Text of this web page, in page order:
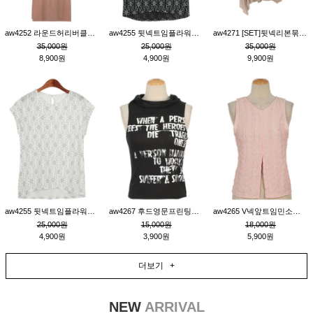
35,000원
8,900원
25,000원
4,900원
35,000원
9,900원
25,000원
4,900원
15,000원
3,900원
18,000원
5,900원
더보기 +
NEWARRIVAL